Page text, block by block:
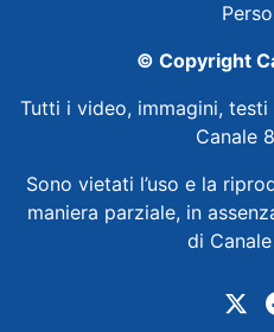
© Copyright
Tutti i video, immagini,
Canale
Sono vietati l’uso e la
maniera parziale, in
di